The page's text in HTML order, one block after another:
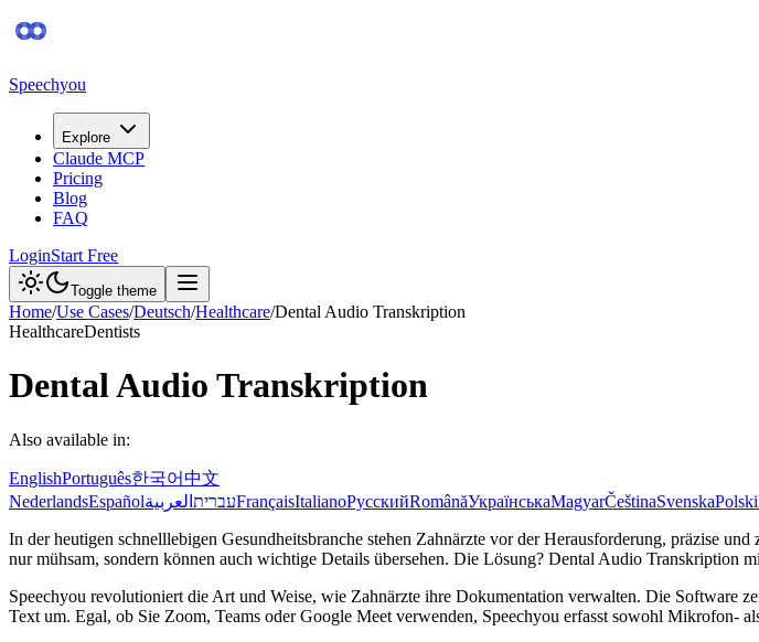
Speechyou
Explore
Claude MCP
Pricing
Blog
FAQ
LoginStart Free
Toggle theme
Home/Use Cases/Deutsch/Healthcare/Dental Audio Transkription
HealthcareDentists
Dental Audio Transkription
Also available in:
EnglishPortuguês한국어中文
NederlandsEspañol עברית العربية FrançaisItalianoРусскийRomânăУкраїнськаMagyarČeštinaSvenskaPolski
In der heutigen schnelllebigen Gesundheitsbranche stehen Zahnärzte vor der Herausforderung, präzise
nur mühsam, sondern können auch wichtige Details übersehen. Die Lösung? Dental Audio Transkription
Speechyou revolutioniert die Art und Weise, wie Zahnärzte ihre Dokumentation verwalten. Die Software
Text um. Egal, ob Sie Zoom, Teams oder Google Meet verwenden, Speechyou erfasst sowohl Mikrofon-